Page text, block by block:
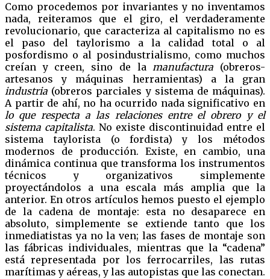
Como procedemos por invariantes y no inventamos
nada, reiteramos que el giro, el verdaderamente
revolucionario, que caracteriza al capitalismo no es
el paso del taylorismo a la calidad total o al
posfordismo o al posindustrialismo, como muchos
creían y creen, sino de lamanufactura (obreros-
artesanos y máquinas herramientas) a la gran
industria (obreros parciales y sistema de máquinas).
A partir de ahí, no ha ocurrido nada significativo en
lo que respecta a las relaciones entre el obrero y el
sistema capitalista. No existe discontinuidad entre el
sistema taylorista (o fordista) y los métodos
modernos de producción. Existe, en cambio, una
dinámica continua que transforma los instrumentos
técnicos y organizativos simplemente
proyectándolos a una escala más amplia que la
anterior. En otros artículos hemos puesto el ejemplo
de la cadena de montaje: esta no desaparece en
absoluto, simplemente se extiende tanto que los
inmediatistas ya no la ven; las fases de montaje son
las fábricas individuales, mientras que la “cadena”
está representada por los ferrocarriles, las rutas
marítimas y aéreas, y las autopistas que las conectan.